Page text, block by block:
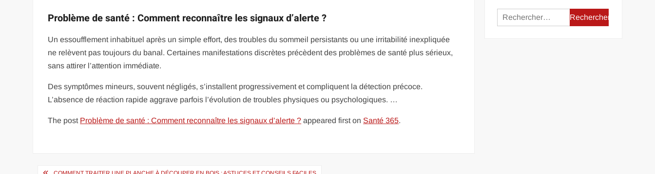
Problème de santé : Comment reconnaître les signaux d’alerte ?
Un essoufflement inhabituel après un simple effort, des troubles du sommeil persistants ou une irritabilité inexpliquée
ne relèvent pas toujours du banal. Certaines manifestations discrètes précèdent des problèmes de santé plus sérieux,
sans attirer l’attention immédiate.
Des symptômes mineurs, souvent négligés, s’installent progressivement et compliquent la détection précoce.
L’absence de réaction rapide aggrave parfois l’évolution de troubles physiques ou psychologiques. …
The post Problème de santé : Comment reconnaître les signaux d’alerte ? appeared first on Santé 365.
Rechercher :